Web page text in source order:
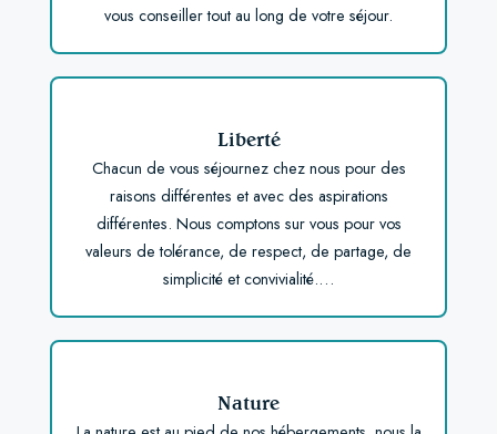
vous conseiller tout au long de votre séjour.
Nature
Liberté
Chacun de vous séjournez chez nous pour des
raisons différentes et avec des aspirations
différentes. Nous comptons sur vous pour vos
valeurs de tolérance, de respect, de partage, de
simplicité et convivialité.…